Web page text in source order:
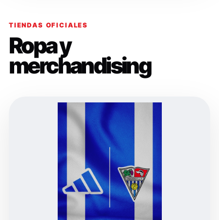
TIENDAS OFICIALES
Ropa y
merchandising